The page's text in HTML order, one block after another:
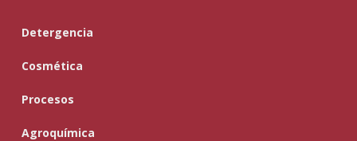
Detergencia
Cosmética
Procesos
Agroquímica